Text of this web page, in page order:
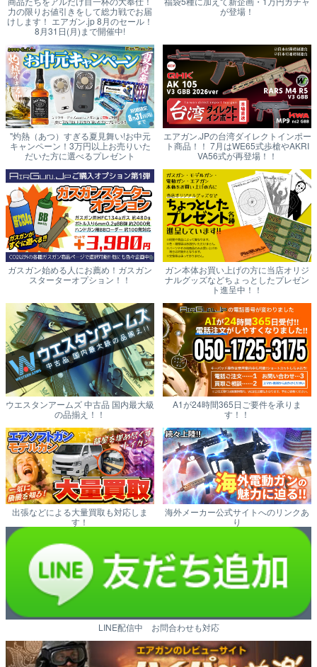
力の限りお値引きをして総力戦でお届
けします！ エアガン.jp 8月のセール！
8月31日(月)まで開催中!
が登場！
"灼熱（あつ）すぎる夏見舞い!お中元
キャンペーン！3万円以上お売りいた
だいた方に選べるプレゼント
エアガン.JPの台湾ダイレクトインポー
ト商品！！ 7月はWE65式歩槍やAKRI
VA56式が再登場！！
ガスガン始める人にお薦め！ガスガン
スターターオプション！！
ガン本体お買い上げの方に当店オリジ
ナルグッズなどちょっとしたプレゼン
ト進呈中！！
ウエスタンアームズ 中古品 国内最大級
の品揃え！！
A1が24時間365日ご要件を承りま
す！！
出張などによる大量買取も対応しま
す！
海外メーカー公式サイトへのリンクあ
り
LINE配信中 お問合わせも対応